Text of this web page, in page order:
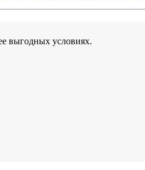
выгодных условиях.